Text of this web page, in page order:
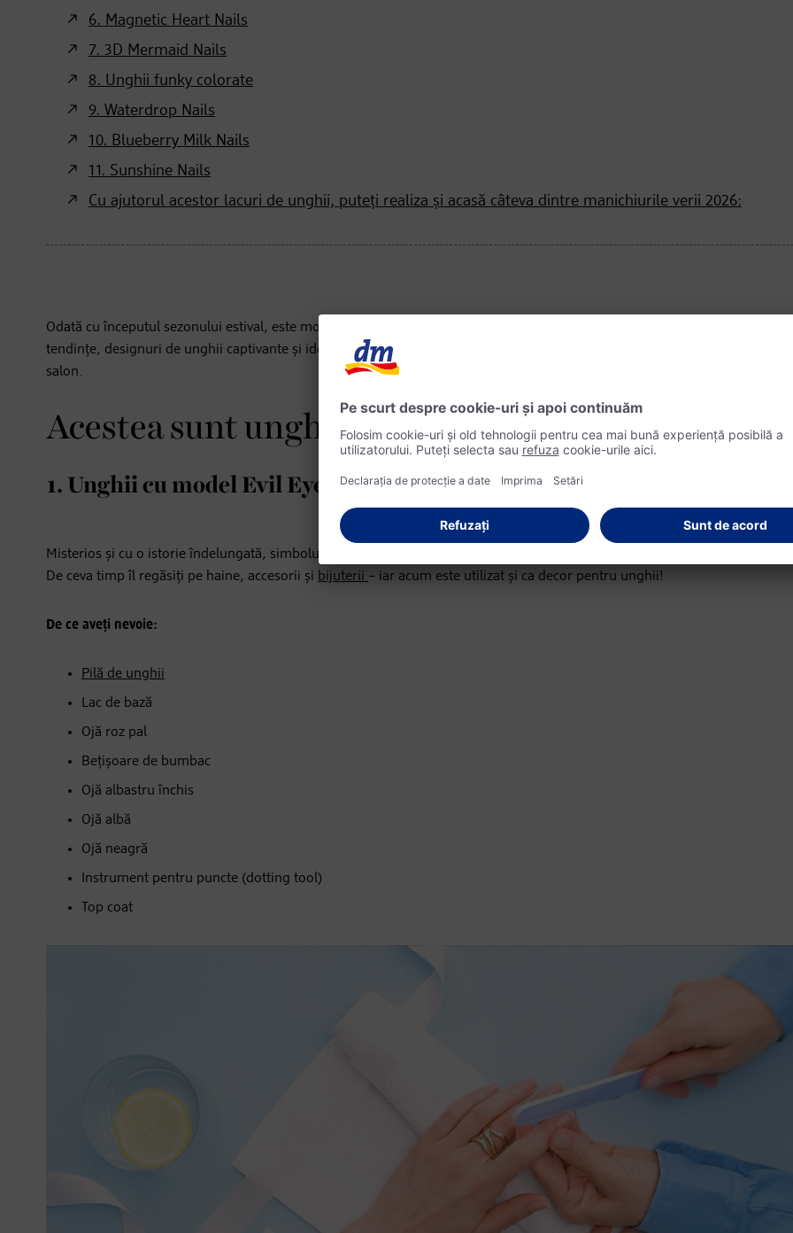
6. Magnetic Heart Nails
7. 3D Mermaid Nails
8. Unghii funky colorate
9. Waterdrop Nails
10. Blueberry Milk Nails
11. Sunshine Nails
Cu ajutorul acestor lacuri de unghii, puteți realiza și acasă câteva dintre manichiurile verii 2026:
Odată cu începutul sezonului estival, este momentul perfect pentru o
tendințe, designuri de unghii captivante și idei de look-uri – fie pentru a le recrea acasă, fie ca inspirație pentru următoarea
salon.
Acestea sunt unghiile de vară 2026!
1. Unghii cu model Evil Eye
Misterios și cu o istorie îndelungată, simbolul Evil Eye este considerat un talisman care protejează purtătorul de energii
De ceva timp îl regăsiți pe haine, accesorii și bijuterii – iar acum este utilizat și ca decor pentru unghii!
De ce aveți nevoie:
Pilă de unghii
Lac de bază
Ojă roz pal
Bețișoare de bumbac
Ojă albastru închis
Ojă albă
Ojă neagră
Instrument pentru puncte (dotting tool)
Top coat